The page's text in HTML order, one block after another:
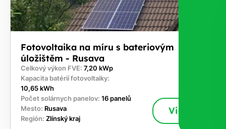
Fotovoltaika na míru s bateriovým
úložištěm - Rusava
Celkový výkon FVE: 7,20 kWp
Kapacita batérií fotovoltaiky:
10,65 kWh
Počet solárnych panelov: 16 panelů
Mesto: Rusava
Región: Zlínský kraj
Viac